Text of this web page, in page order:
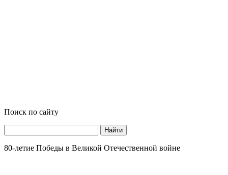
Поиск по сайту
Найти
80-летие Победы в Великой Отечественной войне